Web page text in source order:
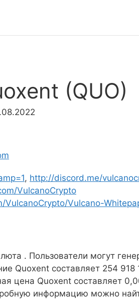
(QUO)
, http://discord.me/
VulcanoCrypto
VulcanoCrypto/Vulcano-
. Пользователи могут
Quoxent составляет 254
цена Quoxent составляет
информацию можно